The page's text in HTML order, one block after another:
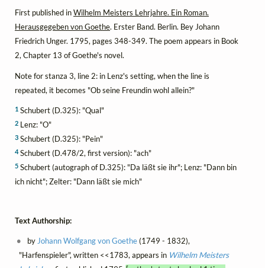
First published inWilhelm Meisters Lehrjahre. Ein Roman.
Herausgegeben von Goethe. Erster Band. Berlin. Bey Johann
Friedrich Unger. 1795, pages 348-349. The poem appears in Book
2, Chapter 13 of Goethe's novel.
Note for stanza 3, line 2: in Lenz's setting, when the line is
repeated, it becomes "Ob seine Freundin wohl allein?"
1 Schubert (D.325): "Qual"
2 Lenz: "O"
3 Schubert (D.325): "Pein"
4Schubert (D.478/2, first version): "ach"
5 Schubert (autograph of D.325): "Da läßt sie ihr"; Lenz: "Dann bin
ich nicht"; Zelter: "Dann läßt sie mich"
Text Authorship:
by Johann Wolfgang von Goethe(1749 - 1832),
"Harfenspieler", written <<1783, appears in Wilhelm Meisters